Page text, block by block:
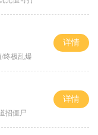
/终极乱爆
详情
招僵尸
详情